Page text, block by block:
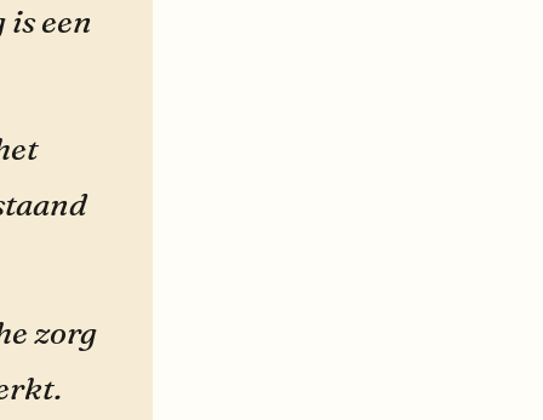
een
zorg